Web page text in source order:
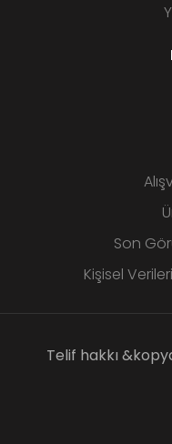
Son
Kişisel
Telif hakkı